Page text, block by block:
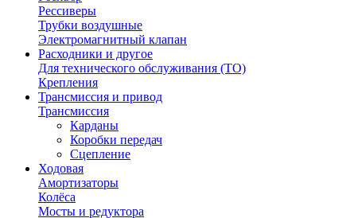
Рессиверы
Трубки воздушные
Электромагнитный клапан
Расходники и другое
Для технического обслуживания (ТО)
Крепления
Трансмиссия и привод
Трансмиссия
Карданы
Коробки передач
Сцепление
Ходовая
Амортизаторы
Колёса
Мосты и редуктора